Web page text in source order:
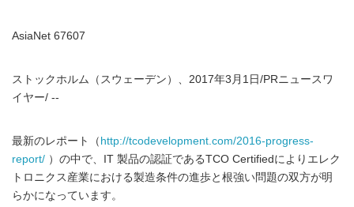
AsiaNet 67607
ストックホルム（スウェーデン）、2017年3月1日/PRニュースワ
イヤー/ --
最新のレポート（ http://tcodevelopment.com/2016-progress-
report/ ）の中で、IT 製品の認証であるTCO Certifiedによりエレク
トロニクス産業における製造条件の進歩と根強い問題の双方が明
らかになっています。